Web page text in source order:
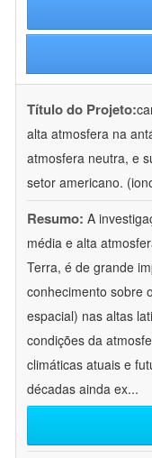
Título do Projeto:
alta atmosfera na
atmosfera neutra, e
setor americano.
Resumo: A
média e alta
Terra, é de grande
conhecimento sobre
espacial) nas altas
condições da
climáticas atuais e
décadas ainda ex...